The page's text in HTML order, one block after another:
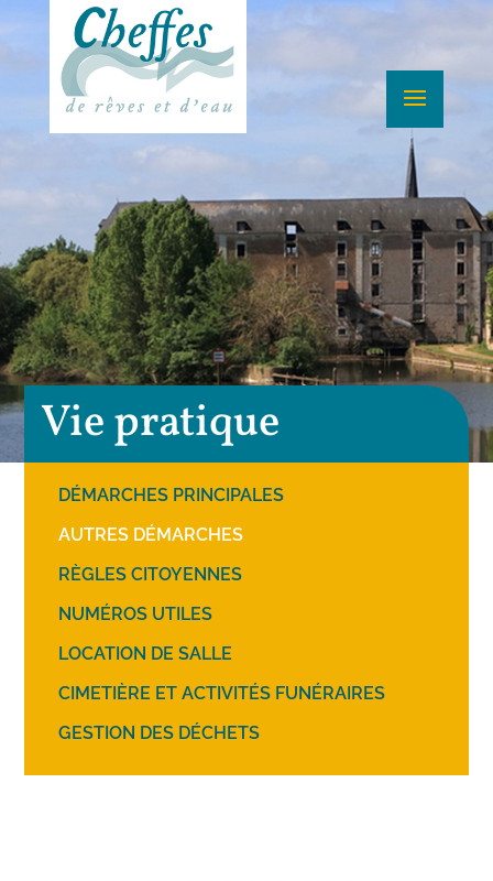
Vie pratique
DÉMARCHES PRINCIPALES
AUTRES DÉMARCHES
RÈGLES CITOYENNES
NUMÉROS UTILES
LOCATION DE SALLE
CIMETIÈRE ET ACTIVITÉS FUNÉRAIRES
GESTION DES DÉCHETS